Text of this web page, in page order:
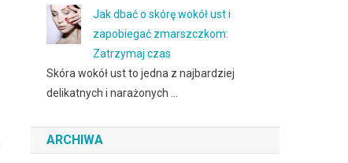
Jak dbać o skórę wokół ust i
zapobiegać zmarszczkom:
Zatrzymaj czas
Skóra wokół ust to jedna z najbardziej
delikatnych i narażonych …
ARCHIWA